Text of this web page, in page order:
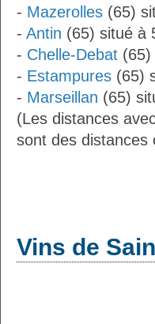
- Mazerolles (65)
- Antin (65) situé à
- Chelle-Debat (65)
- Estampures (65)
- Marseillan (65)
(Les distances
sont des distances
Vins de